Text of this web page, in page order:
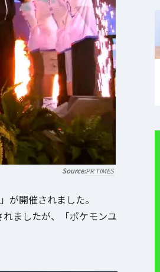
PR TIMES
が開催されました。
ましたが、「ポケモンユ